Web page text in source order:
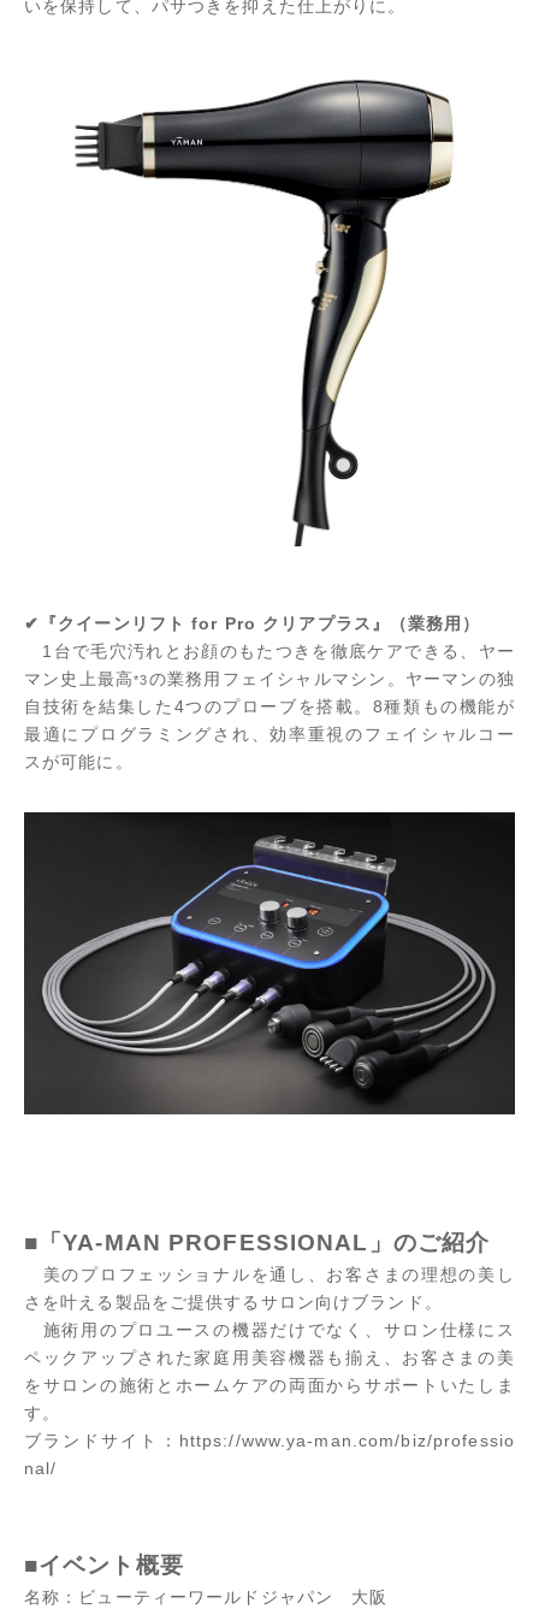
いを保持して、パサつきを抑えた仕上がりに。
✔『クイーンリフト for Pro クリアプラス』（業務用）
1台で毛穴汚れとお顔のもたつきを徹底ケアできる、ヤー
マン史上最高*3の業務用フェイシャルマシン。ヤーマンの独
自技術を結集した4つのプローブを搭載。8種類もの機能が
最適にプログラミングされ、効率重視のフェイシャルコー
スが可能に。
■「YA-MAN PROFESSIONAL」のご紹介
美のプロフェッショナルを通し、お客さまの理想の美し
さを叶える製品をご提供するサロン向けブランド。
施術用のプロユースの機器だけでなく、サロン仕様にス
ペックアップされた家庭用美容機器も揃え、お客さまの美
をサロンの施術とホームケアの両面からサポートいたしま
す。
ブランドサイト： https://www.ya-man.com/biz/professio
nal/
■イベント概要
名称：ビューティーワールドジャパン 大阪